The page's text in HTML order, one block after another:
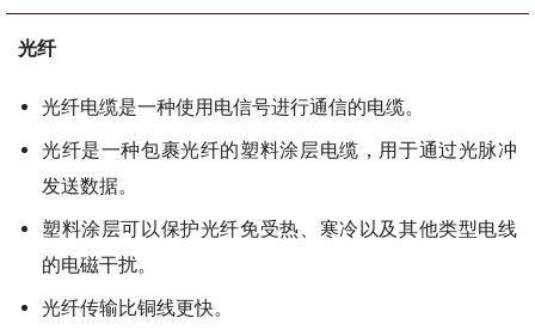
光纤
光纤电缆是一种使用电信号进行通信的电缆。
光纤是一种包裹光纤的塑料涂层电缆，用于通过光脉冲
发送数据。
塑料涂层可以保护光纤免受热、寒冷以及其他类型电线
的电磁干扰。
光纤传输比铜线更快。